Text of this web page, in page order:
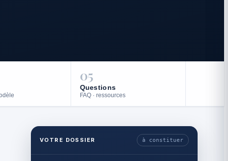
05
Questions
FAQ · ressources
VOTRE DOSSIER à constituer